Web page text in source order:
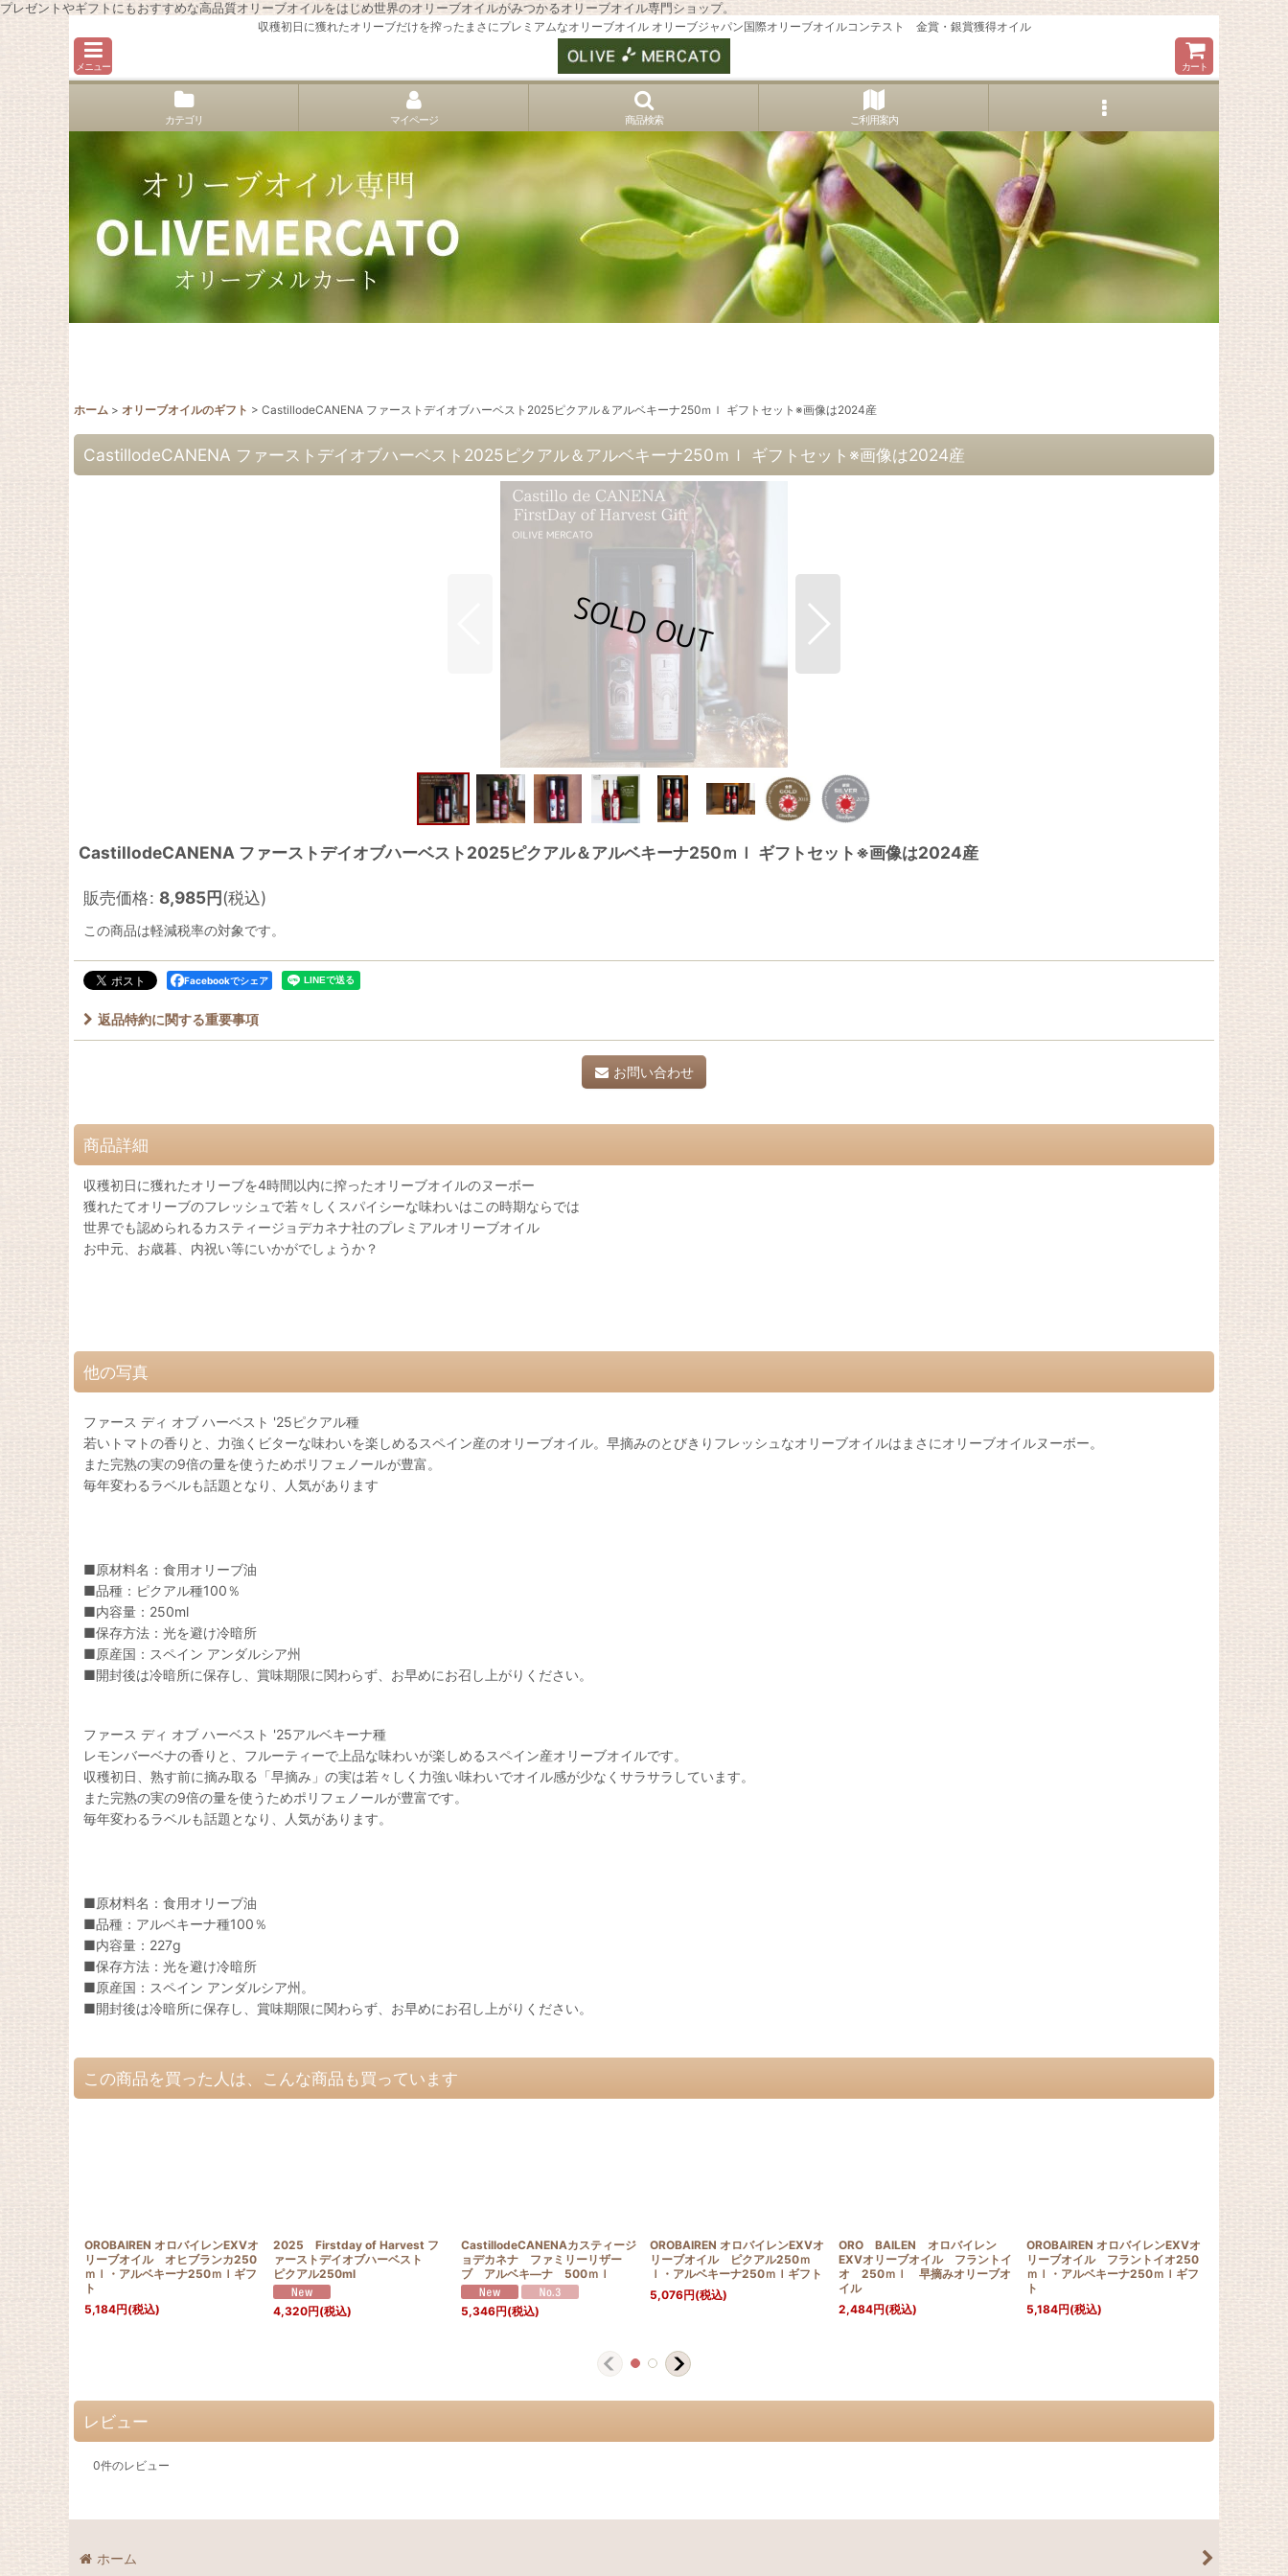
プレゼントやギフトにもおすすめな高品質オリーブオイルをはじめ世界のオリーブオイルがみつかるオリーブオイル専門ショップ。
収穫初日に獲れたオリーブだけを搾ったまさにプレミアムなオリーブオイル オリーブジャパン国際オリーブオイルコンテスト 金賞・銀賞獲得オイル
メニュー カート
カテゴリ マイページ 商品検索 ご利用案内
ホーム > オリーブオイルのギフト > CastillodeCANENA ファーストデイオブハーベスト2025ピクアル＆アルベキーナ250ｍｌ ギフトセット※画像は2024産
CastillodeCANENA ファーストデイオブハーベスト2025ピクアル＆アルベキーナ250ｍｌ ギフトセット※画像は2024産
CastillodeCANENA ファーストデイオブハーベスト2025ピクアル＆アルベキーナ250ｍｌ ギフトセット※画像は2024産
販売価格: 8,985円(税込)
この商品は軽減税率の対象です。
Facebookでシェア
返品特約に関する重要事項
お問い合わせ
商品詳細
収穫初日に獲れたオリーブを4時間以内に搾ったオリーブオイルのヌーボー
獲れたてオリーブのフレッシュで若々しくスパイシーな味わいはこの時期ならでは
世界でも認められるカスティージョデカネナ社のプレミアルオリーブオイル
お中元、お歳暮、内祝い等にいかがでしょうか？
他の写真
ファース ディ オブ ハーベスト '25ピクアル種
若いトマトの香りと、力強くビターな味わいを楽しめるスペイン産のオリーブオイル。早摘みのとびきりフレッシュなオリーブオイルはまさにオリーブオイルヌーボー。
また完熟の実の9倍の量を使うためポリフェノールが豊富。
毎年変わるラベルも話題となり、人気があります
■原材料名：食用オリーブ油
■品種：ピクアル種100％
■内容量：250ml
■保存方法：光を避け冷暗所
■原産国：スペイン アンダルシア州
■開封後は冷暗所に保存し、賞味期限に関わらず、お早めにお召し上がりください。
ファース ディ オブ ハーベスト '25アルベキーナ種
レモンバーベナの香りと、フルーティーで上品な味わいが楽しめるスペイン産オリーブオイルです。
収穫初日、熟す前に摘み取る「早摘み」の実は若々しく力強い味わいでオイル感が少なくサラサラしています。
また完熟の実の9倍の量を使うためポリフェノールが豊富です。
毎年変わるラベルも話題となり、人気があります。
■原材料名：食用オリーブ油
■品種：アルベキーナ種100％
■内容量：227g
■保存方法：光を避け冷暗所
■原産国：スペイン アンダルシア州。
■開封後は冷暗所に保存し、賞味期限に関わらず、お早めにお召し上がりください。
この商品を買った人は、こんな商品も買っています
OROBAIREN オロバイレンEXVオ
リーブオイル オヒブランカ250
ｍｌ・アルベキーナ250ｍｌギフ
ト
5,184円(税込)
2025 Firstday of Harvest フ
ァーストデイオブハーベスト
ピクアル250ml
4,320円(税込)
CastillodeCANENAカスティージ
ョデカネナ ファミリーリザー
ブ アルベキ―ナ 500ｍｌ
5,346円(税込)
OROBAIREN オロバイレンEXVオ
リーブオイル ピクアル250ｍ
ｌ・アルベキーナ250ｍｌギフト
5,076円(税込)
ORO BAILEN オロバイレン
EXVオリーブオイル フラントイ
オ 250ｍｌ 早摘みオリーブオ
イル
2,484円(税込)
OROBAIREN オロバイレンEXVオ
リーブオイル フラントイオ250
ｍｌ・アルベキーナ250ｍｌギフ
ト
5,184円(税込)
ブオイル
レビュー
0件のレビュー
ホーム